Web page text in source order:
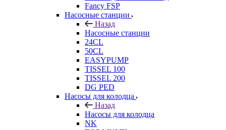
Fancy FSP
Насосные станции
Назад
Насосные станции
24CL
50CL
EASYPUMP
TISSEL 100
TISSEL 200
DG PED
Насосы для колодца
Назад
Насосы для колодца
NK